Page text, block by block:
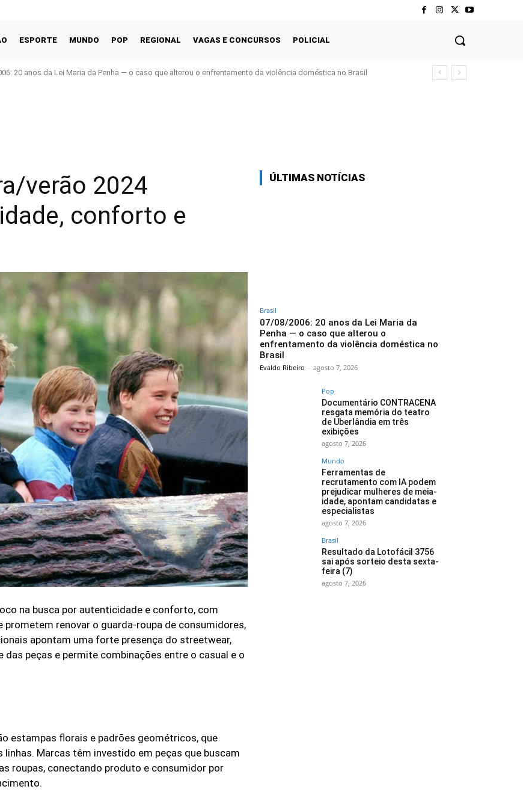
ESPORTE MUNDO POP REGIONAL VAGAS E CONCURSOS POLICIAL
20 anos da Lei Maria da Penha — o caso que alterou o enfrentamento da violência doméstica no Brasil
verão 2024
conforto e
na busca por autenticidade e conforto, com
renovar o guarda-roupa de consumidores,
apontam uma forte presença do streetwear,
peças e permite combinações entre o casual e o
estampas florais e padrões geométricos, que
Marcas têm investido em peças que buscam
roupas, conectando produto e consumidor por
ÚLTIMAS NOTÍCIAS
Brasil
07/08/2006: 20 anos da Lei Maria da
Penha — o caso que alterou o
enfrentamento da violência doméstica no
Brasil
Evaldo Ribeiro - agosto 7, 2026
Pop
Documentário CONTRACENA
resgata memória do teatro
de Uberlândia em três
exibições
agosto 7, 2026
Mundo
Ferramentas de
recrutamento com IA podem
prejudicar mulheres de meia-
idade, apontam candidatas e
especialistas
agosto 7, 2026
Brasil
Resultado da Lotofácil 3756
sai após sorteio desta sexta-
feira (7)
agosto 7, 2026